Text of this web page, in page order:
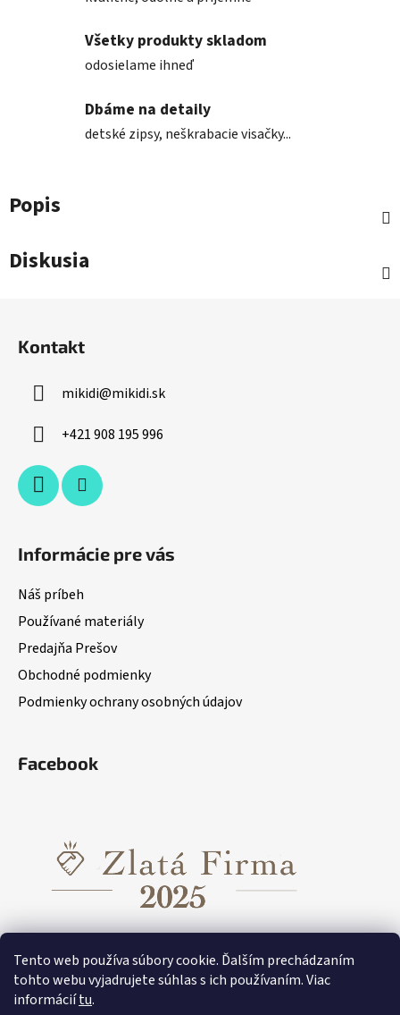
Tento web používa súbory cookie. Ďalším prechádzaním
tohto webu vyjadrujete súhlas s ich používaním. Viac
informáciítu.
Všetky produkty skladom
odosielame ihneď
Dbáme na detaily
detské zipsy, neškrabacie visačky...
Popis
Diskusia
Kontakt
mikidi@mikidi.sk
+421 908 195 996
Informácie pre vás
Náš príbeh
Používané materiály
Predajňa Prešov
Obchodné podmienky
Podmienky ochrany osobných údajov
Facebook